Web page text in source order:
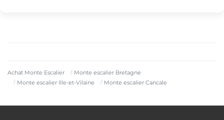
Achat Monte Escalier
Monte escalier Bretagne
Monte escalier Ille-et-Vilaine
Monte escalier Cancale